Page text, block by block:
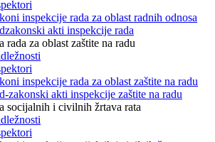
inspekcije rada za oblast radnih odnosa
akti inspekcije rada
rada za oblast zaštite na radu
inspekcije rada za oblast zaštite na radu
zakonski akti inspekcije zaštite na radu
socijalnih i civilnih žrtava rata